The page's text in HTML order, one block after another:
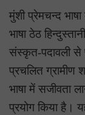
मुंशी प्रेमचन्द
भाषा ठेठ
संस्कृत-पदावली से
प्रचलित ग्रामीण
भाषा में सजीवता
प्रयोग किया है।